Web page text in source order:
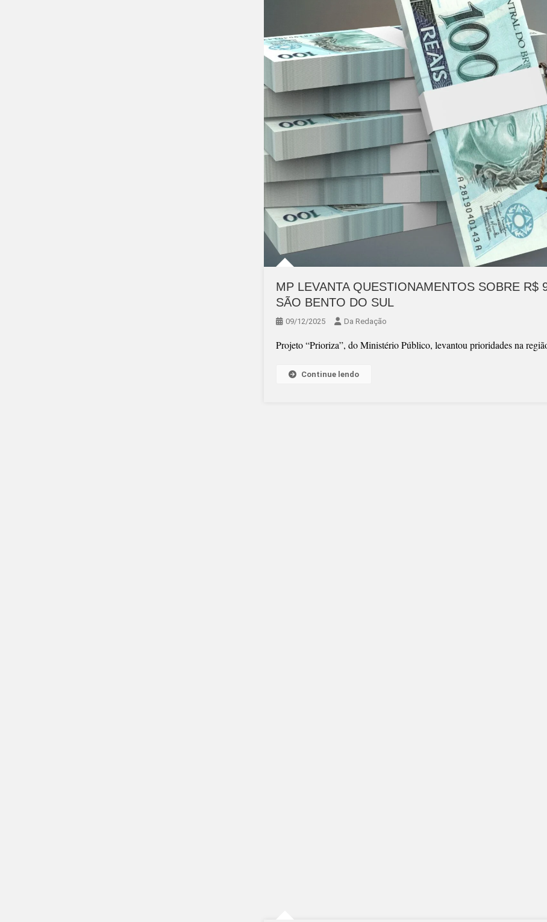
MP LEVANTA QUESTIONAMENTOS SOBRE R$
SÃO BENTO DO SUL
09/12/2025 Da Redação
Projeto “Prioriza”, do Ministério Público, levantou prioridades na
Continue lendo